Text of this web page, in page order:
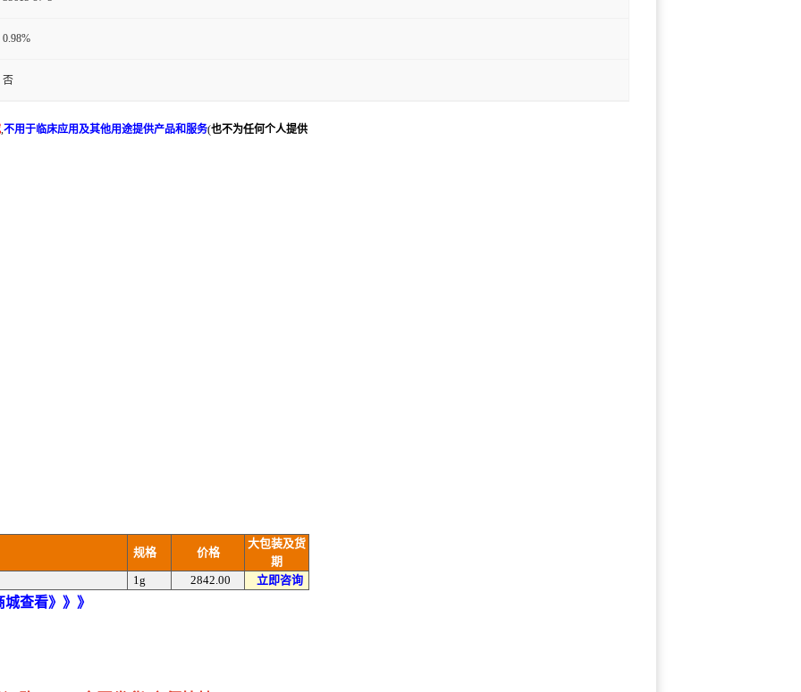
0.98%
否
,不用于临床应用及其他用途提供产品和服务(也不为任何个人提供
规格 价格
大包装及货
期
1g
2842.00 立即咨询
查看》》》